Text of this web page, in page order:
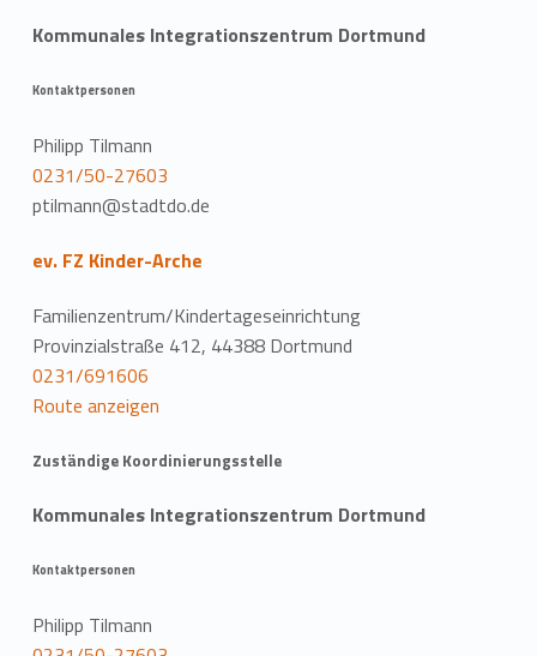
Kommunales Integrationszentrum Dortmund
Kontaktpersonen
Philipp Tilmann
0231/50-27603
ptilmann@stadtdo.de
ev. FZ Kinder-Arche
Familienzentrum/Kindertageseinrichtung
Provinzialstraße 412, 44388 Dortmund
0231/691606
Route anzeigen
Zuständige Koordinierungsstelle
Kommunales Integrationszentrum Dortmund
Kontaktpersonen
Philipp Tilmann